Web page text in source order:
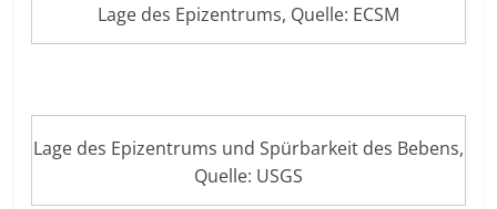
Lage des Epizentrums, Quelle: ECSM
Lage des Epizentrums und Spürbarkeit des Bebens,
Quelle: USGS